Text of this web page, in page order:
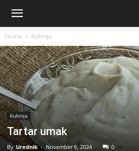
Home Kuhinja
Kuhinja
Tartar umak
By Urednik - November 6, 2024 0